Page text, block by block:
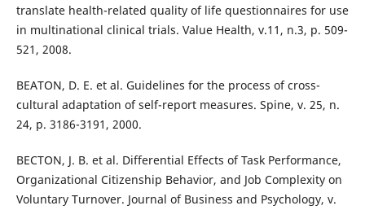
translate health-related quality of life questionnaires for use
in multinational clinical trials. Value Health, v.11, n.3, p. 509-
521, 2008.
BEATON, D. E. et al. Guidelines for the process of cross-
cultural adaptation of self-report measures. Spine, v. 25, n.
24, p. 3186-3191, 2000.
BECTON, J. B. et al. Differential Effects of Task Performance,
Organizational Citizenship Behavior, and Job Complexity on
Voluntary Turnover. Journal of Business and Psychology, v.